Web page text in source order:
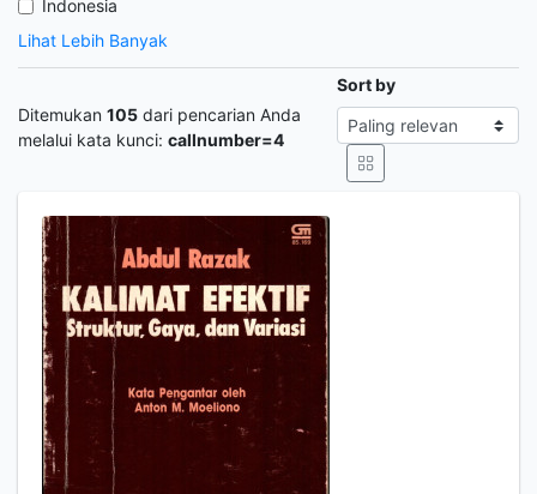
Indonesia
Lihat Lebih Banyak
Ditemukan 105 dari pencarian Anda
melalui kata kunci: callnumber=4
Sort by